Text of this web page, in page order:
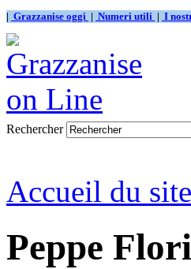
| Grazzanise oggi | Numeri utili | I
Rechercher
Accueil du site
Peppe